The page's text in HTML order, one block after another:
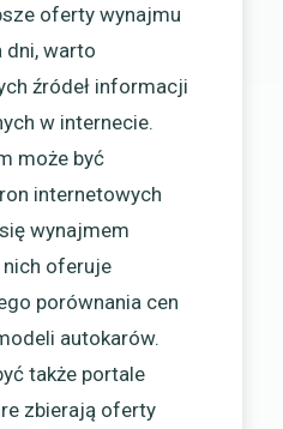
oferty wynajmu
dni, warto
źródeł informacji
w internecie.
może być
internetowych
wynajmem
oferuje
porównania cen
autokarów.
także portale
zbierają oferty